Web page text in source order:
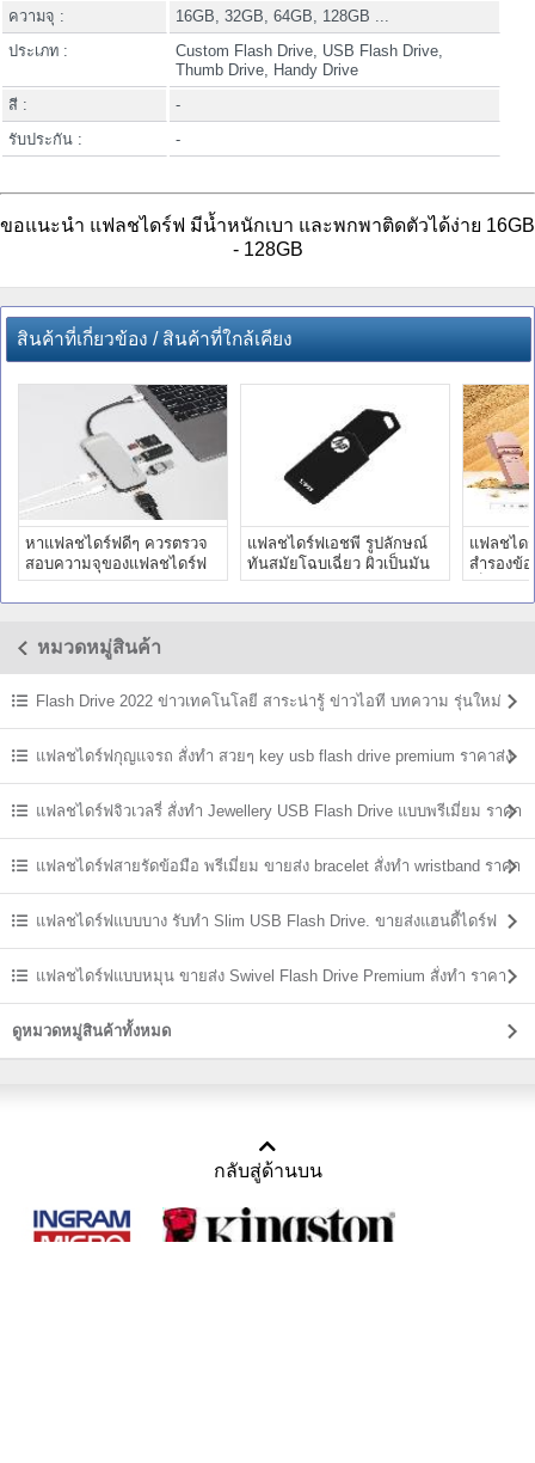
ความจุ :
16GB, 32GB, 64GB, 128GB ...
ประเภท :
Custom Flash Drive, USB Flash Drive,
Thumb Drive, Handy Drive
สี :
-
รับประกัน :
-
ขอแนะนำ แฟลชไดร์ฟ มีน้ำหนักเบา และพกพาติดตัวได้ง่าย 16GB
- 128GB
สินค้าที่เกี่ยวข้อง / สินค้าที่ใกล้เคียง
หาแฟลชไดร์ฟดีๆ ควรตรวจ
สอบความจุของแฟลชไดร์ฟ
Flash Card SSD ก่อน
แฟลชไดร์ฟเอชพี รูปลักษณ์
ทันสมัยโฉบเฉี่ยว ผิวเป็นมัน
เงา รูปทรงเพรียวบาง
แฟลชได
สำรองข้
เล็กๆ สว
หมวดหมู่สินค้า
Flash Drive 2022 ข่าวเทคโนโลยี สาระน่ารู้ ข่าวไอที บทความ รุ่นใหม่
ล่าสุดแฟลชไดร์ฟกุญแจรถ สั่งทำ สวยๆ key usb flash drive premium ราคาส่ง
แฟลชไดร์ฟจิวเวลรี่ สั่งทำ Jewellery USB Flash Drive แบบพรีเมี่ยม ราคา
ส่ง แฟลชไดร์ฟสายรัดข้อมือ พรีเมี่ยม ขายส่ง bracelet สั่งทำ wristband ราคา
ถูก แฟลชไดร์ฟแบบบาง รับทำ Slim USB Flash Drive. ขายส่งแฮนดี้ไดร์ฟ
ราคาถูกแฟลชไดร์ฟแบบหมุน ขายส่ง Swivel Flash Drive Premium สั่งทำ ราคา
ถูก
ดูหมวดหมู่สินค้าทั้งหมด
กลับสู่ด้านบน